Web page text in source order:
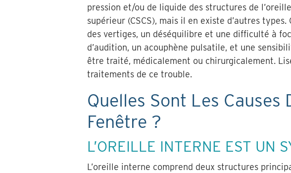
pression et/ou de liquide des structures de
supérieur (CSCS), mais il en existe d’autres
des vertiges, un déséquilibre et une difficulté à
d’audition, un acouphène pulsatile, et une
être traité, médicalement ou chirurgicalement.
traitements de ce trouble.
Quelles Sont Les Causes
Fenêtre ?
L’OREILLE INTERNE EST UN
L’oreille interne comprend deux structures